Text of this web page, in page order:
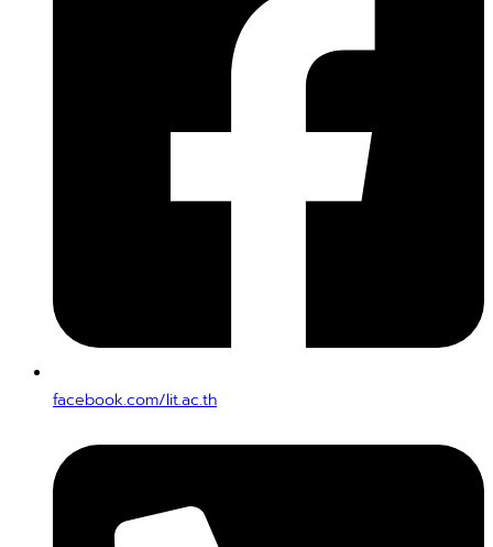
facebook.com/lit.ac.th